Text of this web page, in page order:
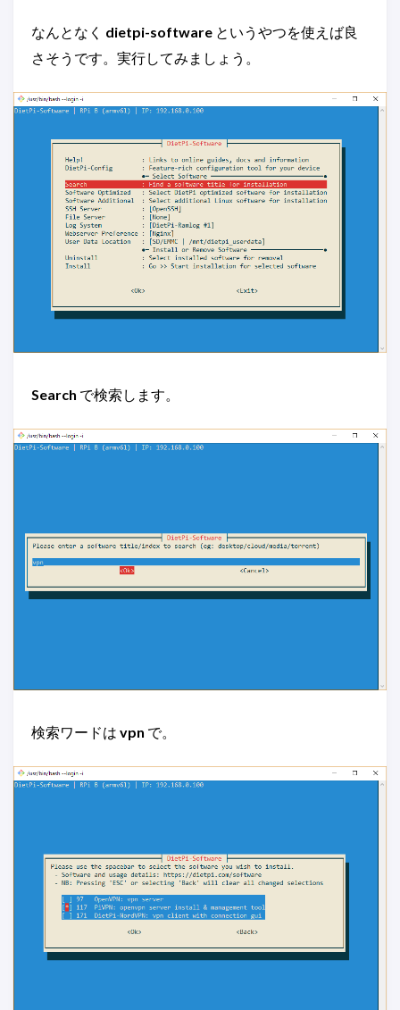
なんとなく dietpi-software というやつを使えば良
さそうです。実行してみましょう。
Search で検索します。
検索ワードは vpn で。